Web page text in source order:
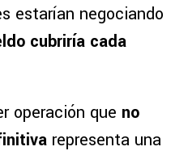
estarían negociando
cubriría cada
operación que no
representa una